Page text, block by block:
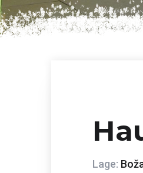
Lage: